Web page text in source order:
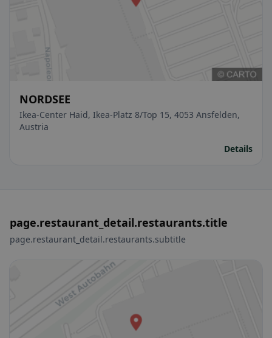
NORDSEE
Ikea-Center Haid, Ikea-Platz 8/Top 15, 4053 Ansfelden,
Austria
Details
page.restaurant_detail.restaurants.title
page.restaurant_detail.restaurants.subtitle